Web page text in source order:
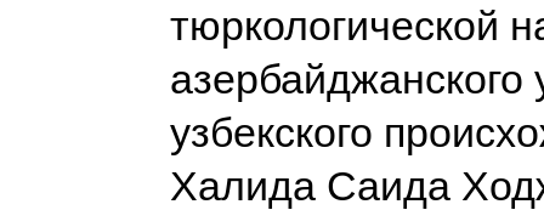
тюркологической
азербайджанского
узбекского
Халида Саида